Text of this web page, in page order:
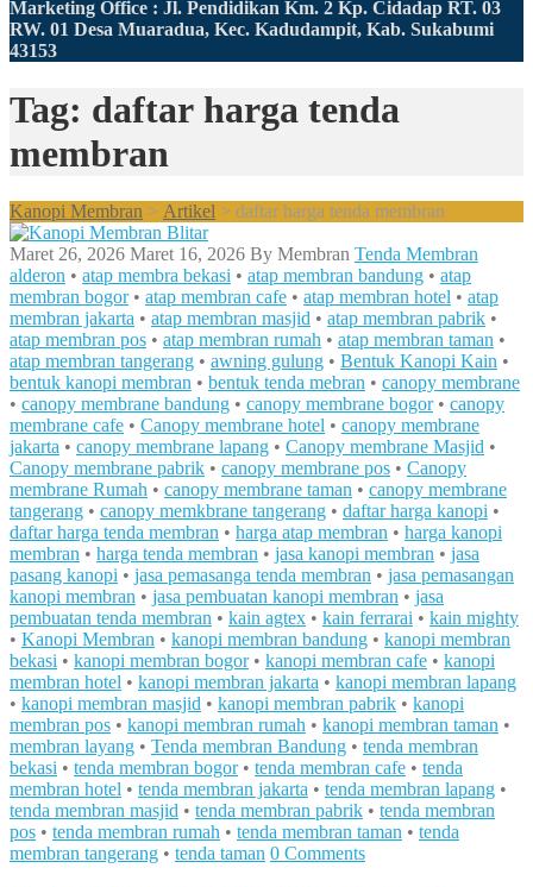
Marketing Office : Jl. Pendidikan Km. 2 Kp. Cidadap RT. 03
RW. 01 Desa Muaradua, Kec. Kadudampit, Kab. Sukabumi
43153
Tag: daftar harga tenda
membran
Kanopi Membran > Artikel > daftar harga tenda membran
Maret 26, 2026 Maret 16, 2026 By Membran Tenda Membran
alderon • atap membra bekasi • atap membran bandung • atap
membran bogor• atap membran cafe • atap membran hotel • atap
membran jakarta • atap membran masjid • atap membran pabrik •
atap membran pos • atap membran rumah • atap membran taman •
atap membran tangerang • awning gulung • Bentuk Kanopi Kain •
bentuk kanopi membran • bentuk tenda mebran • canopy membrane
• canopy membrane bandung • canopy membrane bogor• canopy
membrane cafe • Canopy membrane hotel • canopy membrane
jakarta • canopy membrane lapang • Canopy membrane Masjid •
Canopy membrane pabrik • canopy membrane pos • Canopy
membrane Rumah • canopy membrane taman • canopy membrane
tangerang • canopy memkbrane tangerang • daftar harga kanopi •
daftar harga tenda membran • harga atap membran • harga kanopi
membran • harga tenda membran • jasa kanopi membran • jasa
pasang kanopi • jasa pemasanga tenda membran • jasa pemasangan
kanopi membran • jasa pembuatan kanopi membran • jasa
pembuatan tenda membran • kain agtex • kain ferrarai • kain mighty
• Kanopi Membran • kanopi membran bandung • kanopi membran
bekasi • kanopi membran bogor• kanopi membran cafe • kanopi
membran hotel • kanopi membran jakarta • kanopi membran lapang
• kanopi membran masjid • kanopi membran pabrik • kanopi
membran pos • kanopi membran rumah • kanopi membran taman •
membran layang • Tenda membran Bandung • tenda membran
bekasi • tenda membran bogor• tenda membran cafe • tenda
membran hotel • tenda membran jakarta • tenda membran lapang •
tenda membran masjid • tenda membran pabrik • tenda membran
pos • tenda membran rumah • tenda membran taman • tenda
membran tangerang • tenda taman 0 Comments